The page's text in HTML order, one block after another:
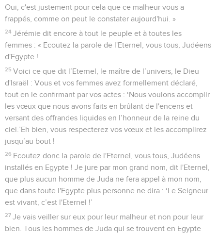
Oui, c'est justement pour cela que ce malheur vous a
frappés, comme on peut le constater aujourd'hui. »
24 Jérémie dit encore à tout le peuple et à toutes les
femmes : « Ecoutez la parole de l'Eternel, vous tous, Judéens
d'Egypte !
25 Voici ce que dit l’Eternel, le maître de l’univers, le Dieu
d'Israël : Vous et vos femmes avez formellement déclaré,
tout en le confirmant par vos actes : ‘Nous voulons accomplir
les vœux que nous avons faits en brûlant de l'encens et
versant des offrandes liquides en l’honneur de la reine du
ciel.’Eh bien, vous respecterez vos vœux et les accomplirez
jusqu’au bout !
26 Ecoutez donc la parole de l'Eternel, vous tous, Judéens
installés en Egypte ! Je jure par mon grand nom, dit l'Eternel,
que plus aucun homme de Juda ne fera appel à mon nom,
que dans toute l'Egypte plus personne ne dira : ‘Le Seigneur
est vivant, c’est l'Eternel !’
27 Je vais veiller sur eux pour leur malheur et non pour leur
bien. Tous les hommes de Juda qui se trouvent en Egypte